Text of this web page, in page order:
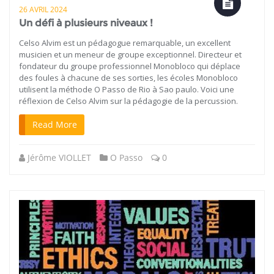
26 AVRIL 2024
Un défi à plusieurs niveaux !
Celso Alvim est un pédagogue remarquable, un excellent
musicien et un meneur de groupe exceptionnel. Directeur et
fondateur du groupe professionnel Monobloco qui déplace
des foules à chacune de ses sorties, les écoles Monobloco
utilisent la méthode O Passo de Rio à Sao paulo. Voici une
réflexion de Celso Alvim sur la pédagogie de la percussion.
Read More
Jérôme VIOLLET O Passo 0